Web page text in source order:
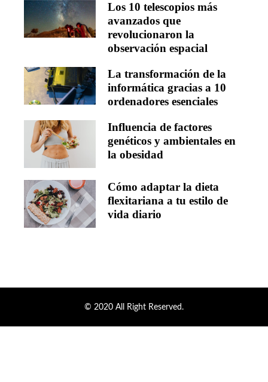
Los 10 telescopios más
avanzados que
revolucionaron la
observación espacial
La transformación de la
informática gracias a 10
ordenadores esenciales
Influencia de factores
genéticos y ambientales en
la obesidad
Cómo adaptar la dieta
flexitariana a tu estilo de
vida diario
© 2020 All Right Reserved.